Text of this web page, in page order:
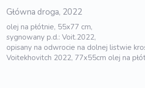
Główna droga, 2022
olej na płótnie, 55x77 cm,
sygnowany p.d.: Voit.2022,
opisany na odwrocie na dolnej listwie
Voitekhovitch 2022, 77x55cm olej na